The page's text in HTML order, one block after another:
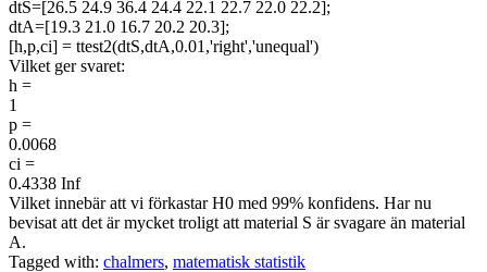
dtS=[26.5 24.9 36.4 24.4 22.1 22.7 22.0 22.2];
dtA=[19.3 21.0 16.7 20.2 20.3];
[h,p,ci] = ttest2(dtS,dtA,0.01,'right','unequal')
Vilket ger svaret:
h =
1
p =
0.0068
ci =
0.4338 Inf
Vilket innebär att vi förkastar H0 med 99% konfidens. Har nu
bevisat att det är mycket troligt att material S är svagare än material
A.
Tagged with: chalmers, matematisk statistik